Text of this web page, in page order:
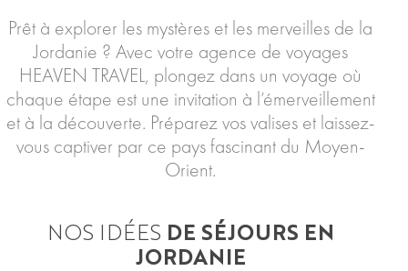
Prêt à explorer les mystères et les merveilles de la
Jordanie ? Avec votre agence de voyages
HEAVEN TRAVEL, plongez dans un voyage où
chaque étape est une invitation à l’émerveillement
et à la découverte. Préparez vos valises et laissez-
vous captiver par ce pays fascinant du Moyen-
Orient.
NOS IDÉES DE SÉJOURS EN
JORDANIE